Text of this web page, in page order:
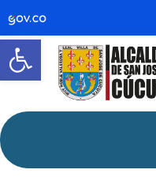
Abrir barra